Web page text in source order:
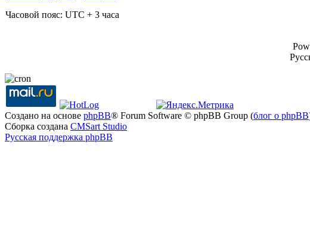
Часовой пояс: UTC + 3 часа
Создано на основе phpBB® Forum Software © phpBB Group (блог о phpBB
Сборка создана CMSart Studio
Русская поддержка phpBB